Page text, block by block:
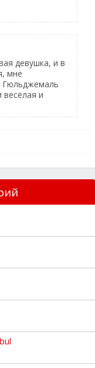
девушка, и в
мне
Гюльджемаль
весёлая и